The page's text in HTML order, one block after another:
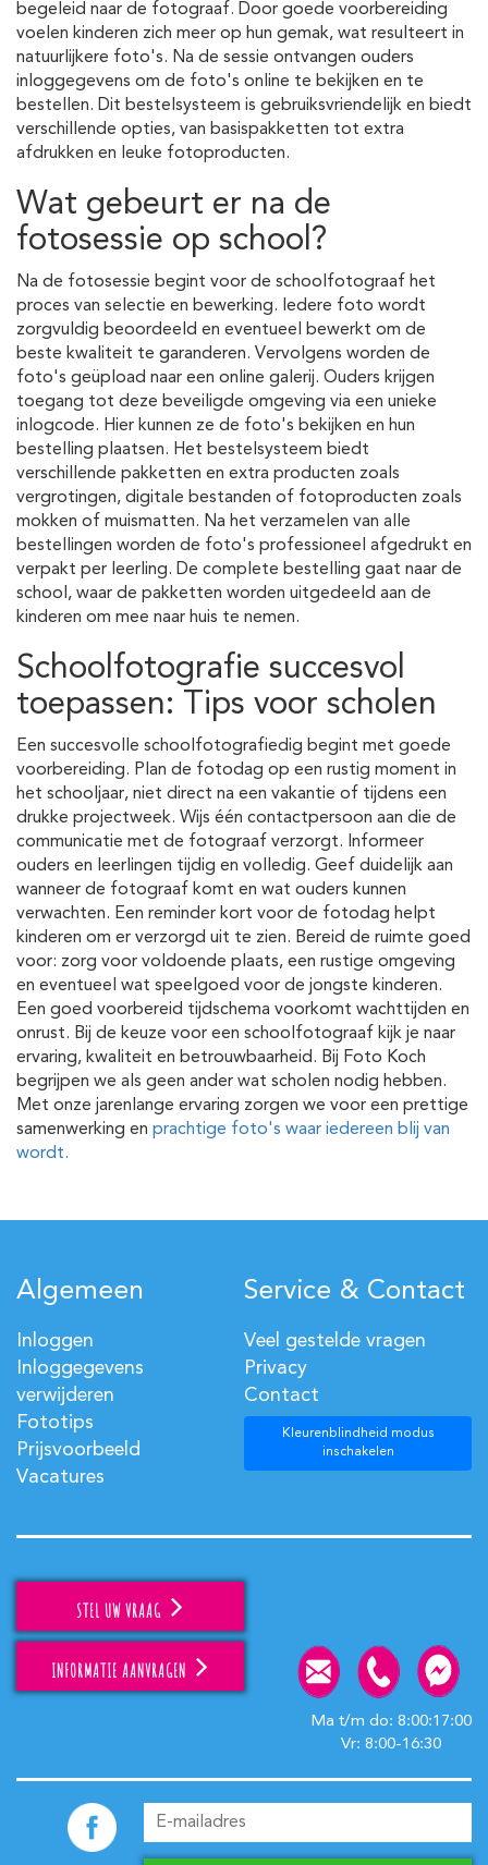
begeleid naar de fotograaf. Door goede voorbereiding
voelen kinderen zich meer op hun gemak, wat resulteert in
natuurlijkere foto's. Na de sessie ontvangen ouders
inloggegevens om de foto's online te bekijken en te
bestellen. Dit bestelsysteem is gebruiksvriendelijk en biedt
verschillende opties, van basispakketten tot extra
afdrukken en leuke fotoproducten.
Wat gebeurt er na de
fotosessie op school?
Na de fotosessie begint voor de schoolfotograaf het
proces van selectie en bewerking. Iedere foto wordt
zorgvuldig beoordeeld en eventueel bewerkt om de
beste kwaliteit te garanderen. Vervolgens worden de
foto's geüpload naar een online galerij. Ouders krijgen
toegang tot deze beveiligde omgeving via een unieke
inlogcode. Hier kunnen ze de foto's bekijken en hun
bestelling plaatsen. Het bestelsysteem biedt
verschillende pakketten en extra producten zoals
vergrotingen, digitale bestanden of fotoproducten zoals
mokken of muismatten. Na het verzamelen van alle
bestellingen worden de foto's professioneel afgedrukt en
verpakt per leerling. De complete bestelling gaat naar de
school, waar de pakketten worden uitgedeeld aan de
kinderen om mee naar huis te nemen.
Schoolfotografie succesvol
toepassen: Tips voor scholen
Een succesvolle schoolfotografiedig begint met goede
voorbereiding. Plan de fotodag op een rustig moment in
het schooljaar, niet direct na een vakantie of tijdens een
drukke projectweek. Wijs één contactpersoon aan die de
communicatie met de fotograaf verzorgt. Informeer
ouders en leerlingen tijdig en volledig. Geef duidelijk aan
wanneer de fotograaf komt en wat ouders kunnen
verwachten. Een reminder kort voor de fotodag helpt
kinderen om er verzorgd uit te zien. Bereid de ruimte goed
voor: zorg voor voldoende plaats, een rustige omgeving
en eventueel wat speelgoed voor de jongste kinderen.
Een goed voorbereid tijdschema voorkomt wachttijden en
onrust. Bij de keuze voor een schoolfotograaf kijk je naar
ervaring, kwaliteit en betrouwbaarheid. Bij Foto Koch
begrijpen we als geen ander wat scholen nodig hebben.
Met onze jarenlange ervaring zorgen we voor een prettige
samenwerking en prachtige foto's waar iedereen blij van
wordt.
Algemeen
Inloggen
Inloggegevens
verwijderen
Fototips
Prijsvoorbeeld
Vacatures
Service & Contact
Veel gestelde vragen
Privacy
Contact
Kleurenblindheid modus
inschakelen
STEL UW VRAAG
INFORMATIE AANVRAGEN
Ma t/m do: 8:00:17:00
Vr: 8:00-16:30